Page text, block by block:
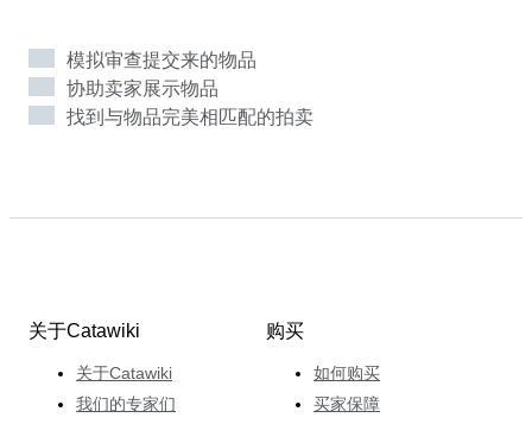
类别中每周都会收到数千件物品。 凭借广博的知识，她
会为自己的拍卖会精心挑选出色的发现：始终确保每个预
算都能找到藏品。
模拟审查提交来的物品
协助卖家展示物品
找到与物品完美相匹配的拍卖
关于Catawiki
关于Catawiki
我们的专家们
购买
如何购买
买家保障